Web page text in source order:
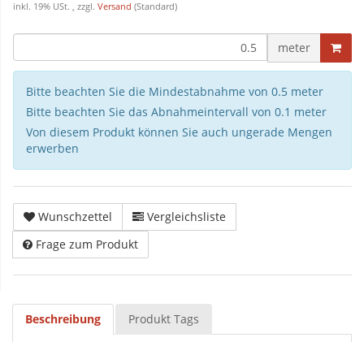
inkl. 19% USt. , zzgl. Versand (Standard)
meter
Bitte beachten Sie die Mindestabnahme von 0.5 meter
Bitte beachten Sie das Abnahmeintervall von 0.1 meter
Von diesem Produkt können Sie auch ungerade Mengen
erwerben
Wunschzettel
Vergleichsliste
Frage zum Produkt
Beschreibung Produkt Tags